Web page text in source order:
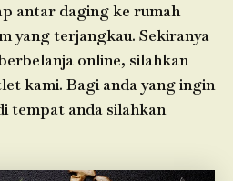
antar daging ke rumah
yang terjangkau. Sekiranya
online, silahkan
kami. Bagi anda yang ingin
tempat anda silahkan